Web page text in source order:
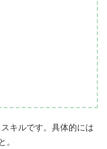
キルです。具体的には
。